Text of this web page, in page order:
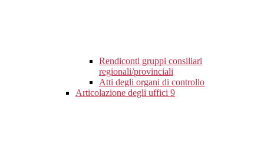
Rendiconti gruppi consiliari
regionali/provinciali
Atti degli organi di controllo
Articolazione degli uffici 9